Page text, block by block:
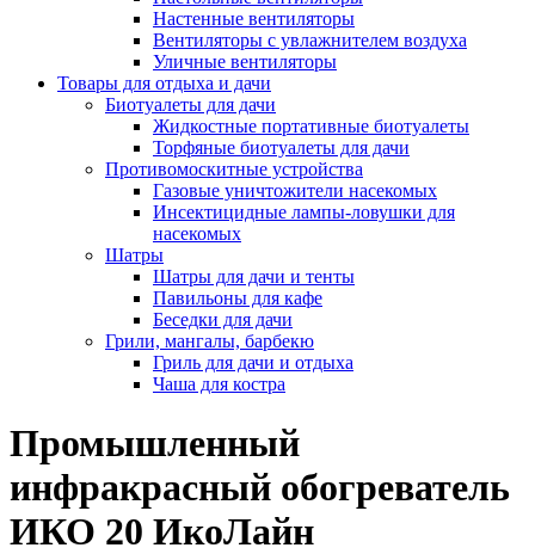
Настенные вентиляторы
Вентиляторы с увлажнителем воздуха
Уличные вентиляторы
Товары для отдыха и дачи
Биотуалеты для дачи
Жидкостные портативные биотуалеты
Торфяные биотуалеты для дачи
Противомоскитные устройства
Газовые уничтожители насекомых
Инсектицидные лампы-ловушки для
насекомых
Шатры
Шатры для дачи и тенты
Павильоны для кафе
Беседки для дачи
Грили, мангалы, барбекю
Гриль для дачи и отдыха
Чаша для костра
Промышленный
инфракрасный обогреватель
ИКО 20 ИкоЛайн